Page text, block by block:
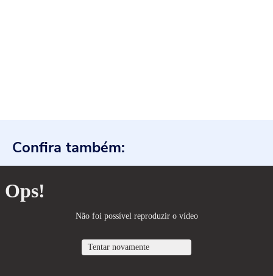
Confira também: